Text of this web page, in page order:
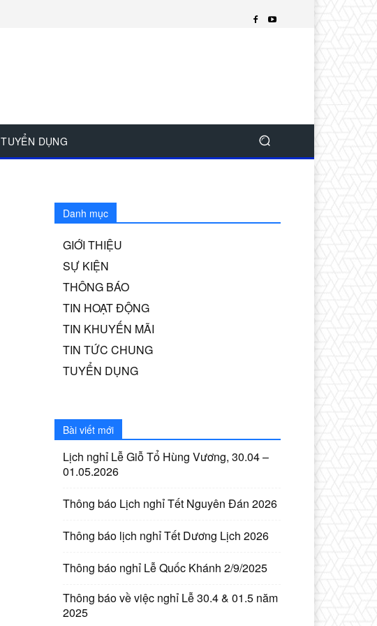
TUYỂN DỤNG
Danh mục
GIỚI THIỆU
SỰ KIỆN
THÔNG BÁO
TIN HOẠT ĐỘNG
TIN KHUYẾN MÃI
TIN TỨC CHUNG
TUYỂN DỤNG
Bài viết mới
Lịch nghỉ Lễ Giỗ Tổ Hùng Vương, 30.04 –
01.05.2026
Thông báo Lịch nghỉ Tết Nguyên Đán 2026
Thông báo lịch nghỉ Tết Dương Lịch 2026
Thông báo nghỉ Lễ Quốc Khánh 2/9/2025
Thông báo về việc nghỉ Lễ 30.4 & 01.5 năm
2025